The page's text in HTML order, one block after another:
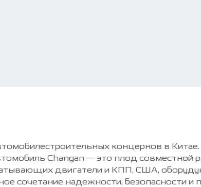
концернов в
Changan — это плод
двигатели и КПП, США,
сочетание надежности, безопасности